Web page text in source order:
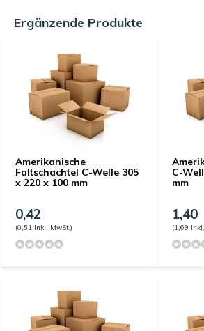
Ergänzende Produkte
Amerikanische
Faltschachtel C-Welle 305
x 220 x 100 mm
0,42
(0,51 Inkl. MwSt.)
C-
mm
1,40
(1,69